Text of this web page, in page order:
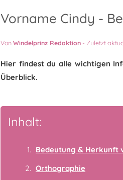
Vorname Cindy -
VonWindelprinz Redaktion - Zuletzt
Hier findest du alle wichtigen
Überblick.
Inhalt:
Bedeutung & Herkunft
Orthographie